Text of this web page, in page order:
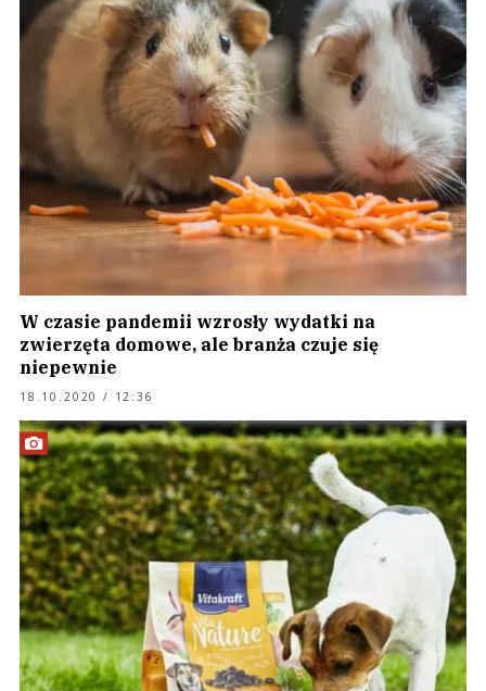
W czasie pandemii wzrosły wydatki na
zwierzęta domowe, ale branża czuje się
niepewnie
18.10.2020 / 12:36